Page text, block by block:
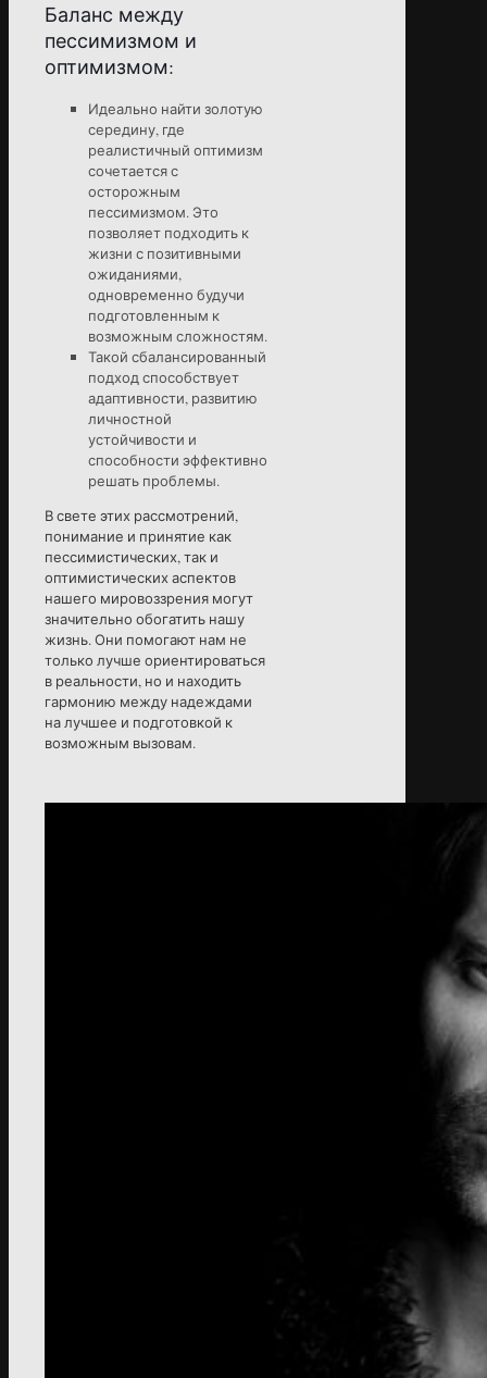
Баланс между
пессимизмом и
оптимизмом:
Идеально найти золотую
середину, где
реалистичный оптимизм
сочетается с
осторожным
пессимизмом. Это
позволяет подходить к
жизни с позитивными
ожиданиями,
одновременно будучи
подготовленным к
возможным сложностям.
Такой сбалансированный
подход способствует
адаптивности, развитию
личностной
устойчивости и
способности эффективно
решать проблемы.
В свете этих рассмотрений,
понимание и принятие как
пессимистических, так и
оптимистических аспектов
нашего мировоззрения могут
значительно обогатить нашу
жизнь. Они помогают нам не
только лучше ориентироваться
в реальности, но и находить
гармонию между надеждами
на лучшее и подготовкой к
возможным вызовам.